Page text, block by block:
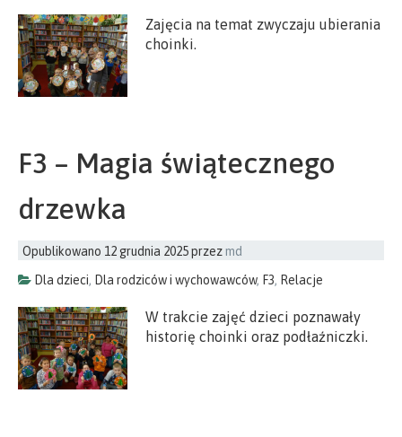
Zajęcia na temat zwyczaju ubierania
choinki.
F3 – Magia świątecznego
drzewka
Opublikowano 12 grudnia 2025przezmd
Dla dzieci, Dla rodziców i wychowawców, F3, Relacje
W trakcie zajęć dzieci poznawały
historię choinki oraz podłaźniczki.